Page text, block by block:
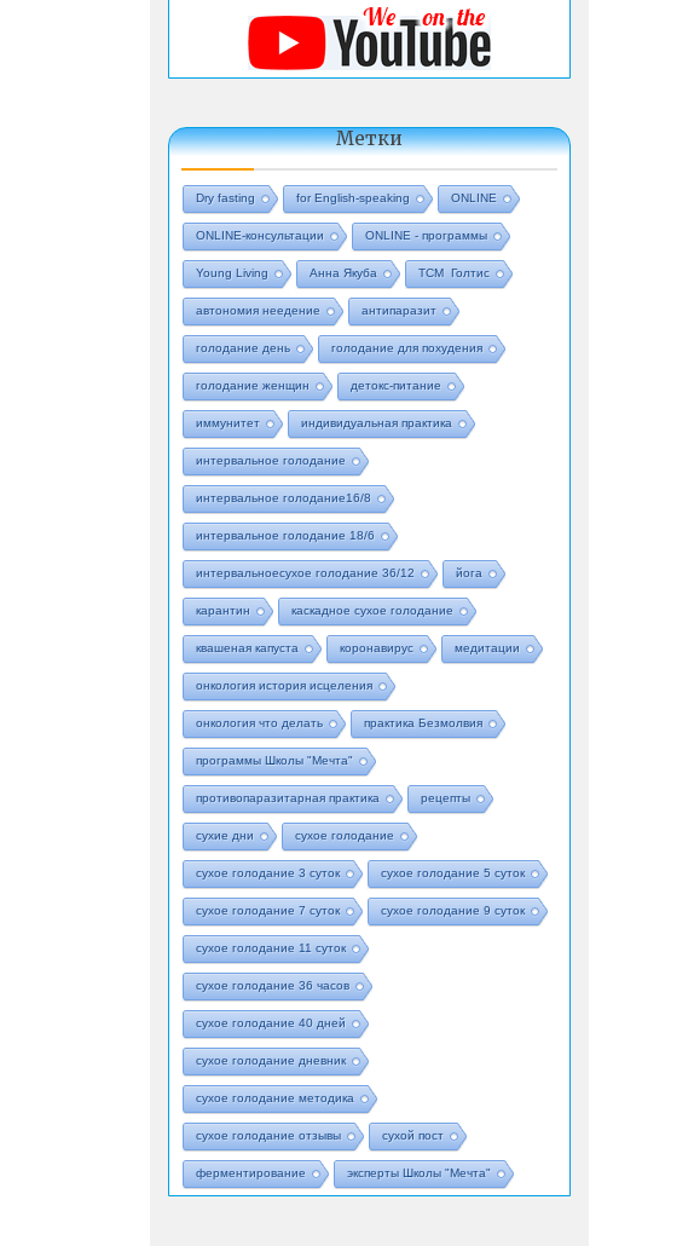
Метки
Dry fasting for English-speaking ONLINE
ONLINE-консультации ONLINE - программы
Young Living Анна Якуба ТСМ Голтис
автономия неедение антипаразит
голодание день голодание для похудения
голодание женщин детокс-питание
иммунитет индивидуальная практика
интервальное голодание
интервальное голодание16/8
интервальное голодание 18/6
интервальноесухое голодание 36/12 йога
карантин каскадное сухое голодание
квашеная капуста коронавирус медитации
онкология история исцеления
онкология что делать практика Безмолвия
программы Школы "Мечта"
противопаразитарная практика рецепты
сухие дни сухое голодание
сухое голодание 3 суток сухое голодание 5 суток
сухое голодание 7 суток сухое голодание 9 суток
сухое голодание 11 суток
сухое голодание 36 часов
сухое голодание 40 дней
сухое голодание дневник
сухое голодание методика
сухое голодание отзывы сухой пост
ферментирование эксперты Школы "Мечта"